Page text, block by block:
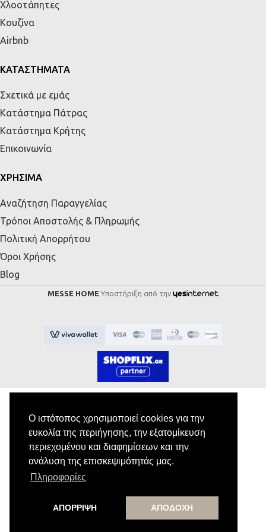
Ο ιστότοπος χρησιμοποιεί cookies για την
ευκολία της περιήγησης, την εξατομίκευση
περιεχομένου και διαφημίσεων και την
ανάλυση της επισκεψιμότητάς μας.
Πληροφορίες
ΑΠΟΡΡΙΨΗ ΑΠΟΔΟΧΗ
Χλοοτάπητες
Κουζίνα
Airbnb
ΚΑΤΑΣΤΗΜΑΤΑ
Σχετικά με εμάς
Κατάστημα Πάτρας
Κατάστημα Κρήτης
Επικοινωνία
ΧΡΗΣΙΜΑ
Αναζήτηση Παραγγελίας
Τρόποι Αποστολής & Πληρωμής
Πολιτική Απορρήτου
Όροι Χρήσης
Blog
MESSE HOME Υποστήριξη από την
Εγγραφή στο Newsletter
Κάνε εγγραφή στο newsletter μας για να
λαμβάνεις αποκλειστικές προσφορές.